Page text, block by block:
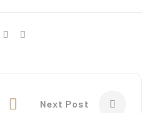
Next Post